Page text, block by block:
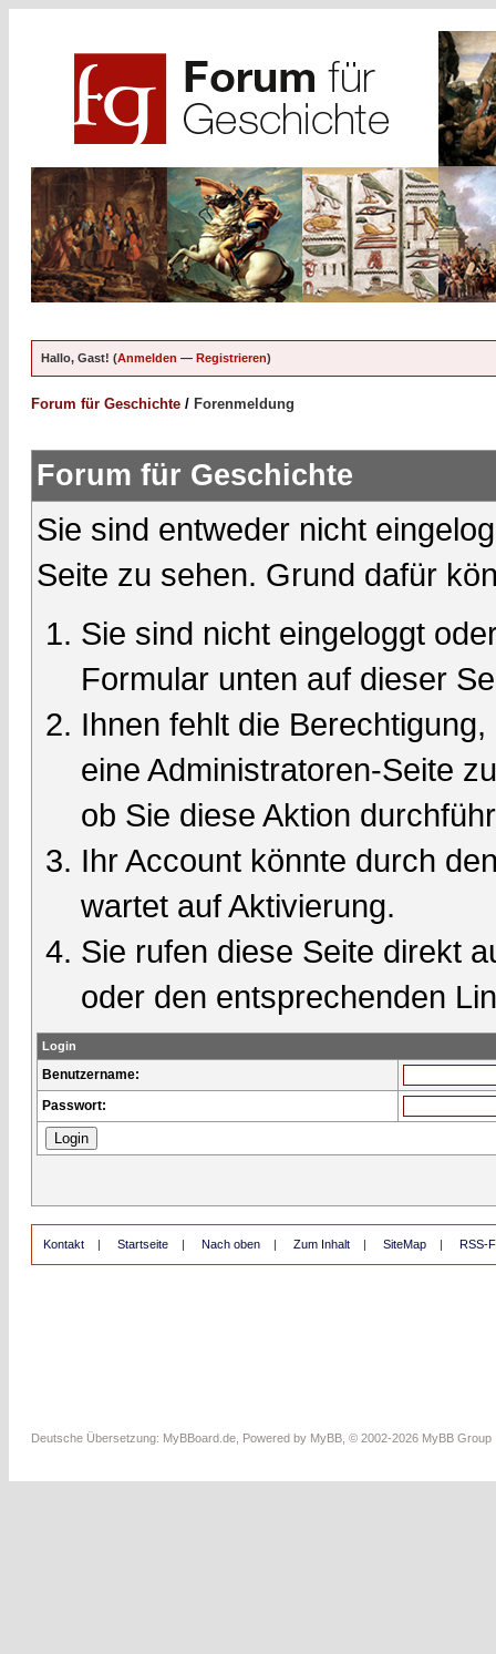
Hallo, Gast! (Anmelden — Registrieren)
Forum für Geschichte / Forenmeldung
Forum für Geschichte
Sie sind entweder nicht
Seite zu sehen. Grund dafür
Sie sind nicht eingeloggt
Formular unten auf dieser
Ihnen fehlt die
eine Administratoren-Seite
ob Sie diese Aktion
Ihr Account könnte durch
wartet auf Aktivierung.
Sie rufen diese Seite direkt
oder den entsprechenden
Login
Benutzername:
Passwort:
Kontakt | Startseite | Nach oben | Zum Inhalt | SiteMap | RSS-
Deutsche Übersetzung: MyBBoard.de , Powered by MyBB , © 2002-2026 MyBB Group